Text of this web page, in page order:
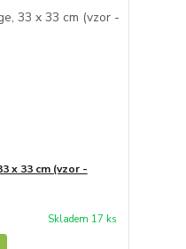
x 33 cm (vzor -
Skladem 17 ks